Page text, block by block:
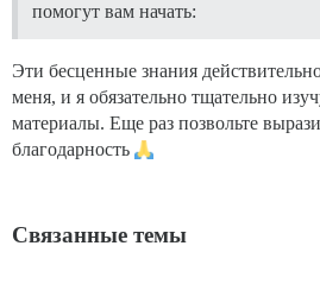
помогут вам начать:
Эти бесценные знания
меня, и я обязательно тщательно
материалы. Еще раз позвольте
благодарность
Связанные темы